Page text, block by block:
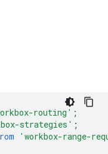
routing' ;
strategies' ;
'workbox-range-